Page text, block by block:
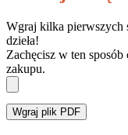
Wgraj kilka pierwszych
dzieła!
Zachęcisz w ten
zakupu.
Wgraj plik PDF